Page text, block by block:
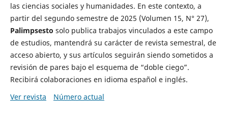
las ciencias sociales y humanidades. En este contexto, a
partir del segundo semestre de 2025 (Volumen 15, N° 27),
Palimpsesto solo publica trabajos vinculados a este campo
de estudios, mantendrá su carácter de revista semestral, de
acceso abierto, y sus artículos seguirán siendo sometidos a
revisión de pares bajo el esquema de “doble ciego”.
Recibirá colaboraciones en idioma español e inglés.
Ver revista
Número actual